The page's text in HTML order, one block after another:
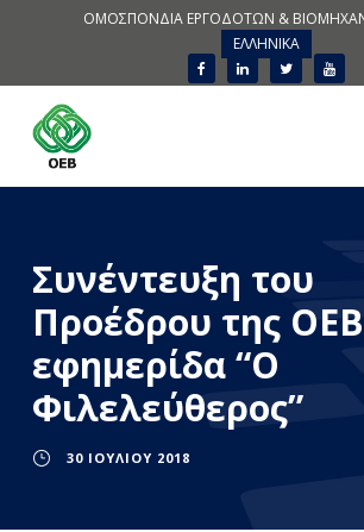
ΟΜΟΣΠΟΝΔΙΑ ΕΡΓΟΔΟΤΩΝ &
ΕΛΛΗΝΙΚΑ
Συνέντευξη του
Προέδρου της
εφημερίδα “Ο
Φιλελεύθερος”
30 ΙΟΥΛΊΟΥ 2018